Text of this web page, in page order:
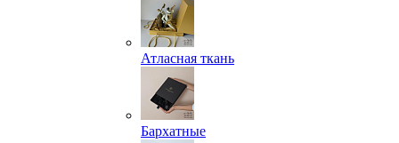
Атласная ткань
Бархатные